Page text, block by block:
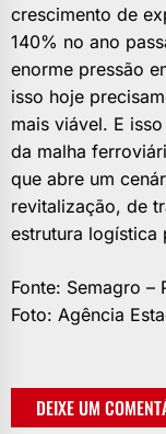
crescimento de
140% no ano
enorme pressão
isso hoje
mais viável. E
da malha
que abre um
revitalização, de
estrutura logística
Fonte: Semagro –
Foto: Agência
DEIXE UM